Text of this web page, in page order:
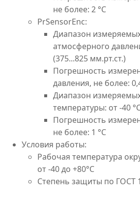
не более: 2 °С
PrSensorEnc:
Диапазон
атмосферного
(375...825 мм.рт.ст.)
Погрешность
давления, не более:
Диапазон
температуры: от -40
Погрешность
не более: 1 °С
Условия работы:
Рабочая температура
от -40 до +80°С
Степень защиты по ГОСТ